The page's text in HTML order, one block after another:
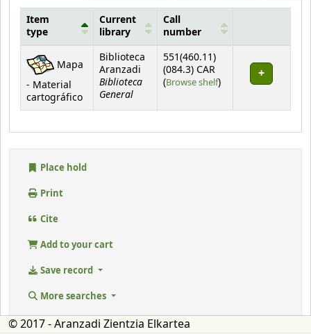
Holdings
Item
type
Current
library
Call
number
Mapa
- Material
cartográfico
Biblioteca
Aranzadi
Biblioteca
General
551(460.11)
(084.3) CAR
(Browse shelf(Opens below)
)
Place hold
Print
Cite
Add to your cart
Save record
More searches
© 2017 - Aranzadi Zientzia Elkartea